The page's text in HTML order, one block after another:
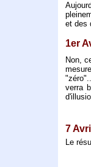
et des
1er
Non,
verra
7
Le